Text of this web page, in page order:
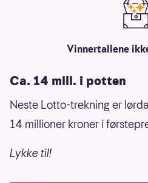
Vinnertallene
Ca. 14 mill. i potten
Neste Lotto-trekning er
14 millioner kroner i
Lykke til!